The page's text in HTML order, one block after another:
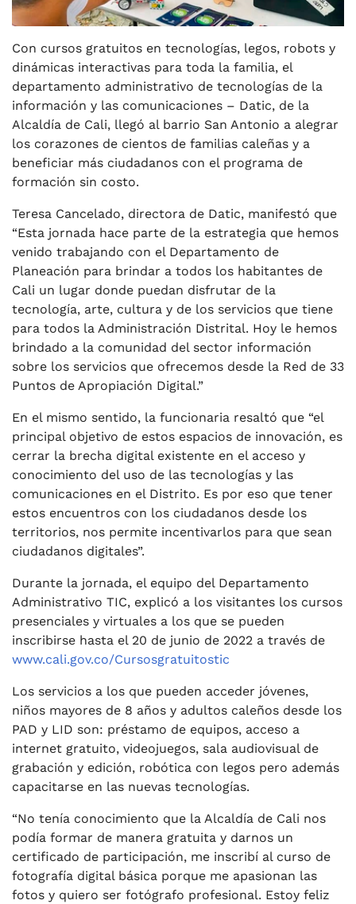
Con cursos gratuitos en tecnologías, legos, robots y
dinámicas interactivas para toda la familia, el
departamento administrativo de tecnologías de la
información y las comunicaciones – Datic, de la
Alcaldía de Cali, llegó al barrio San Antonio a alegrar
los corazones de cientos de familias caleñas y a
beneficiar más ciudadanos con el programa de
formación sin costo.
Teresa Cancelado, directora de Datic, manifestó que
“Esta jornada hace parte de la estrategia que hemos
venido trabajando con el Departamento de
Planeación para brindar a todos los habitantes de
Cali un lugar donde puedan disfrutar de la
tecnología, arte, cultura y de los servicios que tiene
para todos la Administración Distrital. Hoy le hemos
brindado a la comunidad del sector información
sobre los servicios que ofrecemos desde la Red de 33
Puntos de Apropiación Digital.”
En el mismo sentido, la funcionaria resaltó que “el
principal objetivo de estos espacios de innovación, es
cerrar la brecha digital existente en el acceso y
conocimiento del uso de las tecnologías y las
comunicaciones en el Distrito. Es por eso que tener
estos encuentros con los ciudadanos desde los
territorios, nos permite incentivarlos para que sean
ciudadanos digitales”.
Durante la jornada, el equipo del Departamento
Administrativo TIC, explicó a los visitantes los cursos
presenciales y virtuales a los que se pueden
inscribirse hasta el 20 de junio de 2022 a través de
www.cali.gov.co/Cursosgratuitostic
Los servicios a los que pueden acceder jóvenes,
niños mayores de 8 años y adultos caleños desde los
PAD y LID son: préstamo de equipos, acceso a
internet gratuito, videojuegos, sala audiovisual de
grabación y edición, robótica con legos pero además
capacitarse en las nuevas tecnologías.
“No tenía conocimiento que la Alcaldía de Cali nos
podía formar de manera gratuita y darnos un
certificado de participación, me inscribí al curso de
fotografía digital básica porque me apasionan las
fotos y quiero ser fotógrafo profesional. Estoy feliz